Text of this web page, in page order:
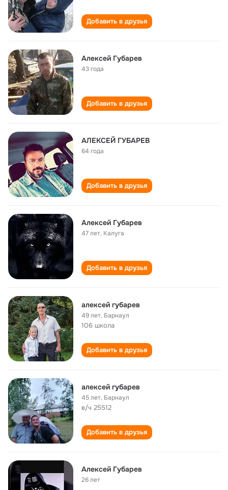
Добавить в друзья
Алексей Губарев
43 года
Добавить в друзья
АЛЕКСЕЙ ГУБАРЕВ
64 года
Добавить в друзья
Алексей Губарев
47 лет, Калуга
Добавить в друзья
алексей губарев
49 лет, Барнаул
106 школа
Добавить в друзья
алексей губарев
45 лет, Барнаул
в/ч 25512
Добавить в друзья
Алексей Губарев
26 лет